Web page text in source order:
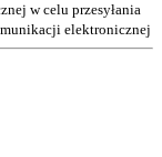
w celu przesyłania
elektronicznej